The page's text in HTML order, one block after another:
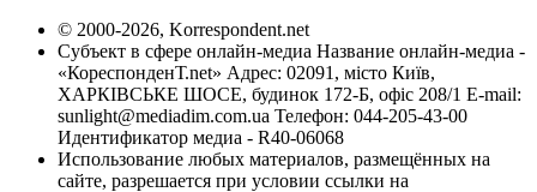
© 2000-2026, Korrespondent.net
Субъект в сфере онлайн-медиа Название онлайн-медиа -
«КореспонденТ.net» Адрес: 02091, місто Київ,
ХАРКІВСЬКЕ ШОСЕ, будинок 172-Б, офіс 208/1 E-mail:
sunlight@mediadim.com.ua Телефон: 044-205-43-00
Идентификатор медиа - R40-06068
Использование любых материалов, размещённых на
сайте, разрешается при условии ссылки на